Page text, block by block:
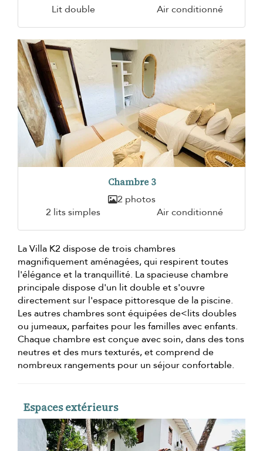
Lit double Air conditionné
Chambre 3
2 photos
2 lits simples
Air conditionné
La Villa K2 dispose de trois chambres
magnifiquement aménagées, qui respirent toutes
l'élégance et la tranquillité. La spacieuse chambre
principale dispose d'un lit double et s'ouvre
directement sur l'espace pittoresque de la piscine.
Les autres chambres sont équipées de<lits doubles
ou jumeaux, parfaites pour les familles avec enfants.
Chaque chambre est conçue avec soin, dans des tons
neutres et des murs texturés, et comprend de
nombreux rangements pour un séjour confortable.
Espaces extérieurs